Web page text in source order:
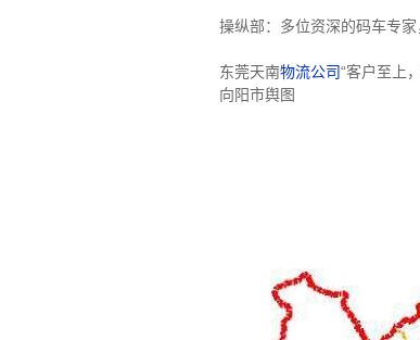
操纵部：多位资深的码车专
东莞天南物流公司“客户至上
向阳市舆图